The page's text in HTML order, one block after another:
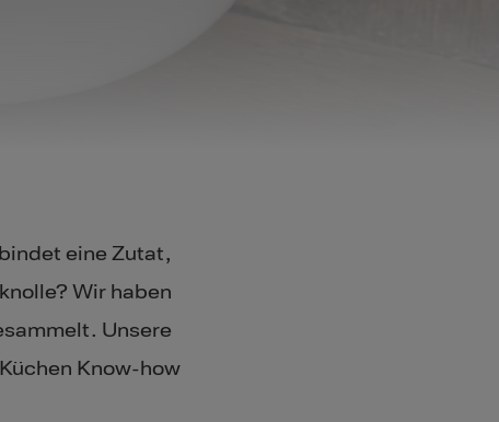
eine Zutat,
Wir haben
Unsere
Know-how